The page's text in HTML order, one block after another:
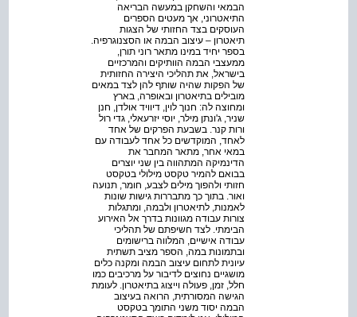
הבמאי והשחקן במעשה הבריאה
התיאטרוני, אך מעטים הספרים
העוסקים בצד החזותי של הצגות
תיאטרון – עיצוב הבמה או הסצנוגרפיה.
בספר יחיד במינו מתאר רוני תורן,
ממעצבי הבמה הוותיקים והמרכזיים
בישראל, את תהליכי היצירה החזותית
של הפקות שהיה שותף להן לצד במאים
מובילים בתיאטרון ובאופרה, בארץ
ומחוצה לה: חנוך לוין, דיוויד אולדן, חנן
שניר, ג'ונתן מילר, יוסי יזרעאלי, גדי רול
ורות קנר. בשבעת הפרקים של אחד
לאחד, המוקדשים כל אחד לעבודה עם
במאי אחר, מתאר המחבר את
הדינמיקה המתהווה בין שני יוצרים
בבואם להמיר טקסט מילולי בטקסט
חזותי ולהפוך מילים לצבע, חומר, תנועה
ואור. בתוך כך מתבררות גישות שונות
לאמנות, לתיאטרון ולבמה, ומתגלות
צורות עבודה מגוונות בדרך אל האירוע
הבימתי. לצד חשיפתם של תהליכי
עבודה אישיים, המלווה ברישומים
ובתמונות במה, הספר מציב תשתית
עיונית לתחום עיצוב הבמה ומקנה כלים
מושגיים נחוצים לדיבור על מרכיבים כמו
חלל, זמן, פעולה וייצוג בתיאטרון. לעומת
הגישה המסורתית, הרואה בעיצוב
הבמה יסוד משני התומך בטקסט